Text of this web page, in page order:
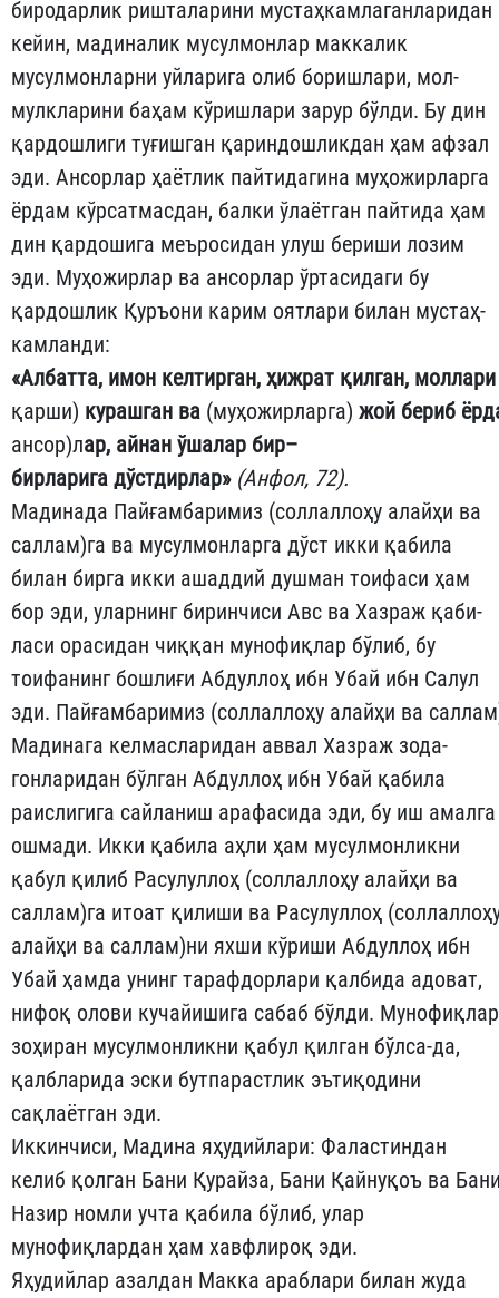
биродарлик ришталарини мустаҳкамлаганларидан
кейин, мадиналик мусулмонлар маккалик
мусулмонларни уй­ларига олиб боришлари, мол-
мулкларини баҳам кўришлари за­рур бўлди. Бу дин
қардошлиги туғишган қариндошликдан ҳам афзал
эди. Ансорлар ҳаётлик пайтидагина муҳожирларга
ёрдам кўрсатмасдан, балки ўлаётган пайтида ҳам
дин қардошига меъ­росидан улуш бериши лозим
эди. Муҳожирлар ва ансорлар ўр­та­сидаги бу
қардошлик Қуръони карим оятлари билан мус­таҳ­
камланди:
«Албатта, имон келтирган, ҳижрат қилган, моллари
қарши) курашган ва (муҳожирларга) жой бериб
ансор)­лар, айнан ўшалар бир–
бирларига дўстдирлар» (Анфол, 72).
Мадинада Пайғамбаримиз (соллаллоҳу алайҳи ва
саллам)га ва мусулмонларга дўст икки қабила
билан бирга икки ашаддий душ­ман тоифаси ҳам
бор эди, уларнинг биринчиси Авс ва Хазраж қа­би­
ласи орасидан чиққан мунофиқлар бўлиб, бу
тоифанинг бош­лиғи Абдуллоҳ ибн Убай ибн Салул
эди. Пайғамбаримиз (сол­лал­лоҳу алайҳи ва
Мадинага келмасларидан аввал Хазраж зода­
гонларидан бўлган Абдуллоҳ ибн Убай қабила
раислигига сайла­ниш арафасида эди, бу иш амалга
ошмади. Икки қабила аҳли ҳам мусулмонликни
қабул қилиб Расулуллоҳ (соллаллоҳу алайҳи ва
саллам)га итоат қилиши ва Расулуллоҳ
алайҳи ва саллам)ни яхши кўриши Абдуллоҳ ибн
Убай ҳамда унинг тараф­дор­лари қалбида адоват,
нифоқ олови кучайишига сабаб бўлди. Муно­фиқ­лар
зоҳиран мусулмонликни қабул қилган бўлса-да,
қалбларида эски бутпарастлик эътиқодини
сақлаётган эди.
Иккинчиси, Мадина яҳудийлари: Фаластиндан
келиб қолган Бани Қурайза, Бани Қайнуқоъ ва
Назир номли учта қабила бўлиб, улар
мунофиқлардан ҳам хавфлироқ эди.
Яҳудийлар азалдан Макка араблари билан жуда